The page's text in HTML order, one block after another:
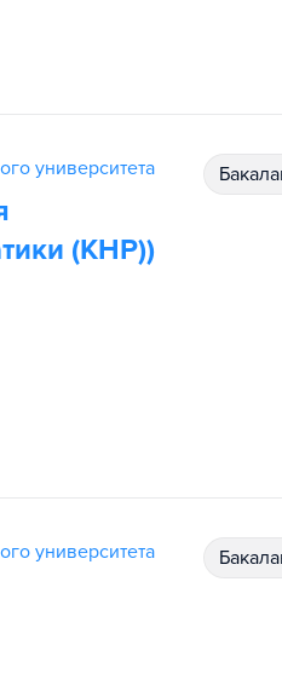
университета
(КНР))
университета